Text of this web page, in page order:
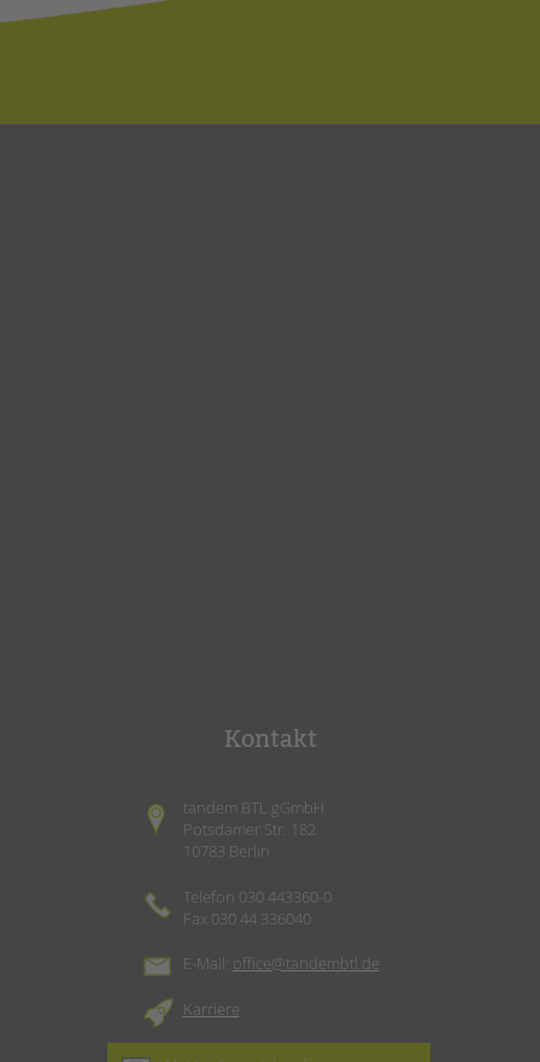
Kontakt
tandem BTL gGmbH
Potsdamer Str. 182
10783 Berlin
Telefon 030 443360-0
Fax 030 44 336040
E-Mail: office@tandembtl.de
Karriere